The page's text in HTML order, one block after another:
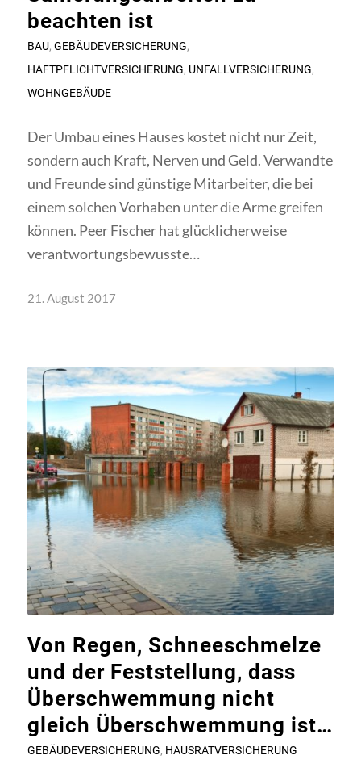
beachten ist
BAU, GEBÄUDEVERSICHERUNG,
HAFTPFLICHTVERSICHERUNG, UNFALLVERSICHERUNG,
WOHNGEBÄUDE
Der Umbau eines Hauses kostet nicht nur Zeit,
sondern auch Kraft, Nerven und Geld. Verwandte
und Freunde sind günstige Mitarbeiter, die bei
einem solchen Vorhaben unter die Arme greifen
können. Peer Fischer hat glücklicherweise
verantwortungsbewusste…
21. August 2017
Von Regen, Schneeschmelze
und der Feststellung, dass
Überschwemmung nicht
gleich Überschwemmung ist…
GEBÄUDEVERSICHERUNG, HAUSRATVERSICHERUNG